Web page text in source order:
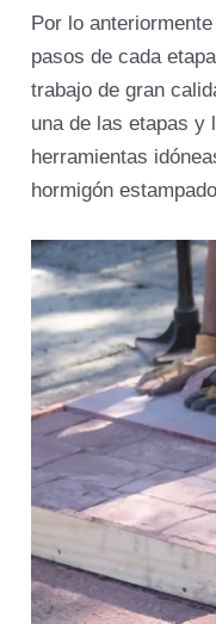
Por lo
pasos de cada
trabajo de gran
una de las etapas y
herramientas
hormigón